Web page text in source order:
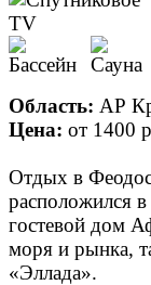
Область: АР
Цена: от 1400
Отдых в
расположился
гостевой дом
моря и рынка,
«Эллада».